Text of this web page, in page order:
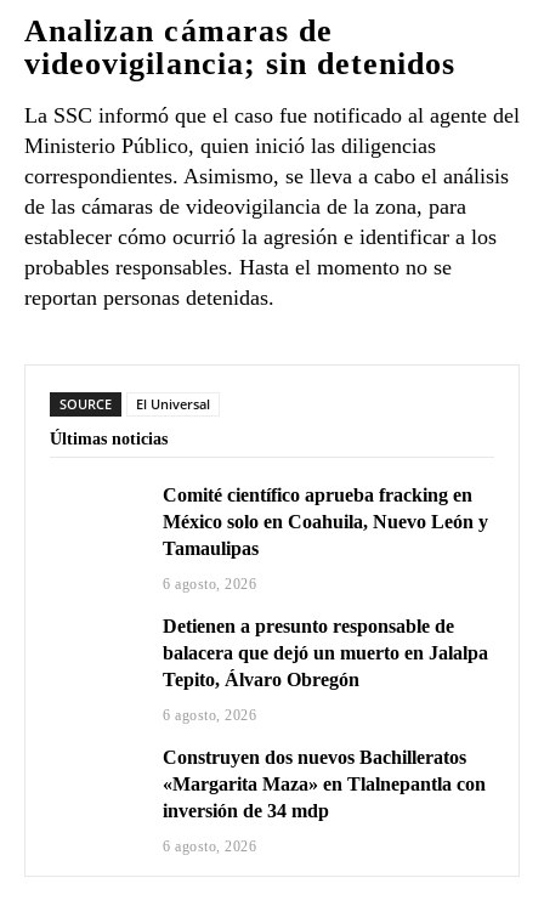
Analizan cámaras de
videovigilancia; sin detenidos
La SSC informó que el caso fue notificado al agente del
Ministerio Público, quien inició las diligencias
correspondientes. Asimismo, se lleva a cabo el análisis
de las cámaras de videovigilancia de la zona, para
establecer cómo ocurrió la agresión e identificar a los
probables responsables. Hasta el momento no se
reportan personas detenidas.
SOURCE
El Universal
Últimas noticias
Comité científico aprueba fracking en
México solo en Coahuila, Nuevo León y
Tamaulipas
6 agosto, 2026
Detienen a presunto responsable de
balacera que dejó un muerto en Jalalpa
Tepito, Álvaro Obregón
6 agosto, 2026
Construyen dos nuevos Bachilleratos
«Margarita Maza» en Tlalnepantla con
inversión de 34 mdp
6 agosto, 2026